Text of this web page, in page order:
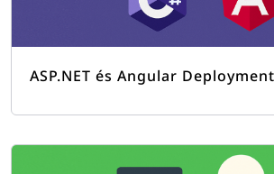
ASP.NET és Angular Deployment